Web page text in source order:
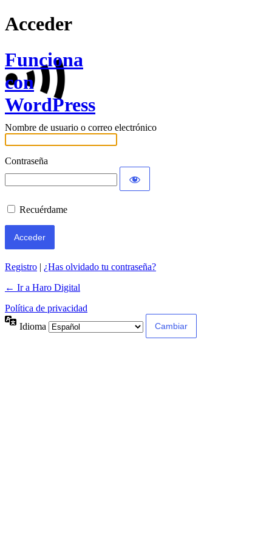
Acceder
Funciona
con
WordPress
Nombre de usuario o correo electrónico
Contraseña
Recuérdame
Registro | ¿Has olvidado tu contraseña?
← Ir a Haro Digital
Política de privacidad
Idioma